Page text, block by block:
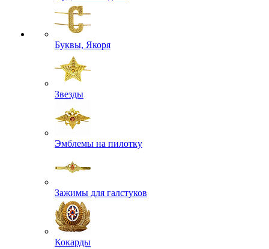
Буквы, Якоря
Звезды
Эмблемы на пилотку
Зажимы для галстуков
Кокарды